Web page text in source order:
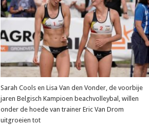
Lisa
Van
den
Vonder
bouwen
aan
hun
Olympische
Droom
Sarah Cools en Lisa Van den Vonder, de voorbije
jaren Belgisch Kampioen beachvolleybal, willen
onder de hoede van trainer Eric Van Drom
uitgroeien tot